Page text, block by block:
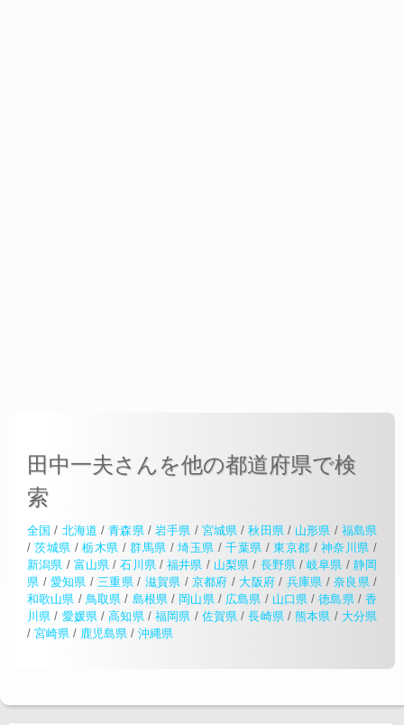
田中一夫さんを他の都道府県で検
索
全国 / 北海道 /青森県/ 岩手県 / 宮城県 /秋田県/ 山形県 / 福島県
/茨城県 /栃木県 /群馬県 /埼玉県 /千葉県 /東京都 /神奈川県 /
新潟県 / 富山県 /石川県/福井県 / 山梨県 / 長野県/岐阜県 / 静岡
県 / 愛知県 /三重県 / 滋賀県 / 京都府 / 大阪府 / 兵庫県 / 奈良県/
和歌山県 / 鳥取県 / 島根県/ 岡山県/ 広島県 / 山口県 /徳島県/香
川県 / 愛媛県/高知県/ 福岡県 / 佐賀県 /長崎県/熊本県 / 大分県
/ 宮崎県 / 鹿児島県 / 沖縄県